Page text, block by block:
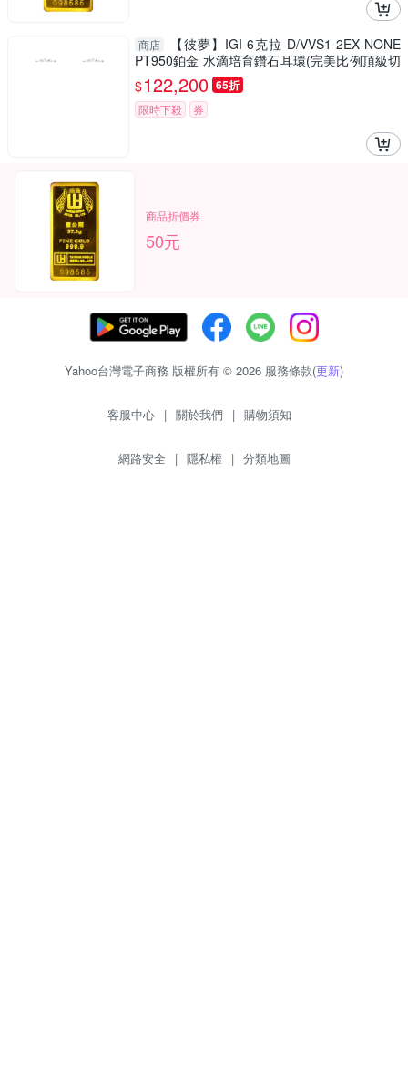
商店
【彼夢】IGI 6克拉 D/VVS1 2EX NONE
PT950鉑金 水滴培育鑽石耳環(完美比例頂級切
割培育鑽石)
$122,200 65折
限時下殺 券
商品折價券
50元
Yahoo台灣電子商務 版權所有 © 2026 服務條款(更新)
客服中心 | 關於我們 | 購物須知
網路安全 | 隱私權 | 分類地圖